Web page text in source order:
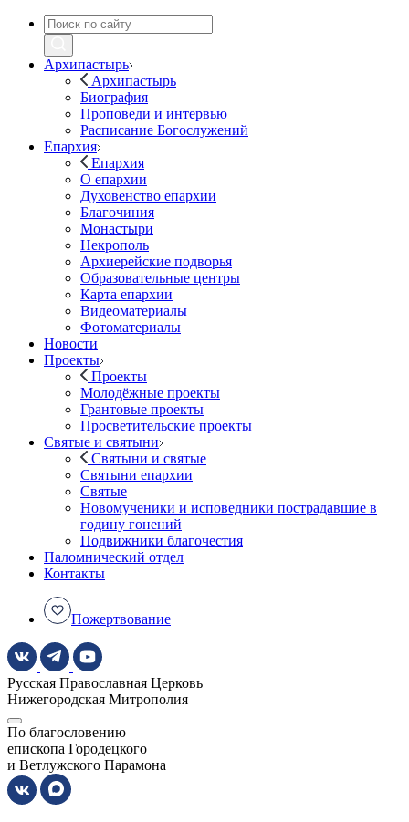
Архипастырь
Архипастырь
Биография
Проповеди и интервью
Расписание Богослужений
Епархия
Епархия
О епархии
Духовенство епархии
Благочиния
Монастыри
Некрополь
Архиерейские подворья
Образовательные центры
Карта епархии
Видеоматериалы
Фотоматериалы
Новости
Проекты
Проекты
Молодёжные проекты
Грантовые проекты
Просветительские проекты
Святые и святыни
Святыни и святые
Святыни епархии
Святые
Новомученики и исповедники пострадавшие в
годину гонений
Подвижники благочестия
Паломнический отдел
Контакты
Пожертвование
Русская Православная Церковь
Нижегородская Митрополия
По благословению
епископа Городецкого
и Ветлужского Парамона